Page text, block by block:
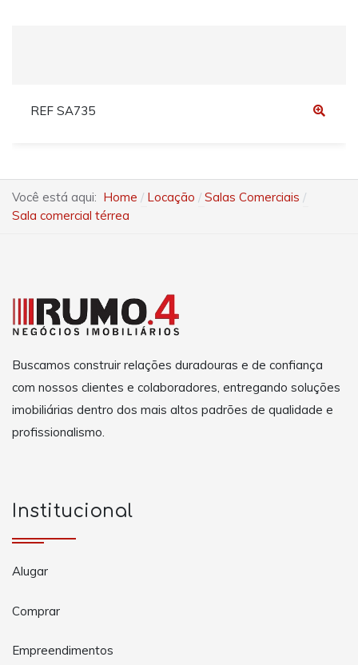
REF SA735
Você está aqui: Home Locação
Salas Comerciais
Sala comercial térrea
Buscamos construir relações duradouras e de confiança
com nossos clientes e colaboradores, entregando soluções
imobiliárias dentro dos mais altos padrões de qualidade e
profissionalismo.
Institucional
Alugar
Comprar
Empreendimentos